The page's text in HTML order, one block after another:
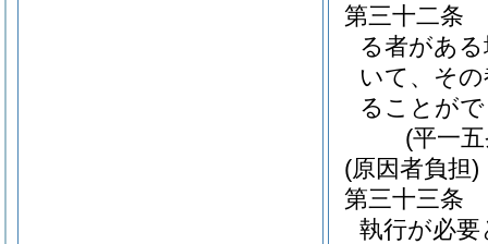
第三十二条
る者があ
いて、そ
ることが
(平一
(原因者負担)
第三十三条
執行が必